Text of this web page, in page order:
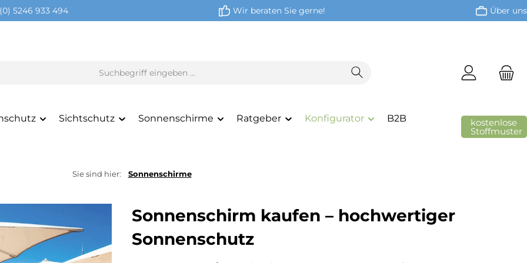
5246 933 494 Wir beraten Sie gerne! Über uns
Sichtschutz Sonnenschirme Ratgeber Konfigurator B2B kostenlose
Stoffmuster
Sie sind hier: Sonnenschirme
Sonnenschirm kaufen – hochwertiger
Sonnenschutz